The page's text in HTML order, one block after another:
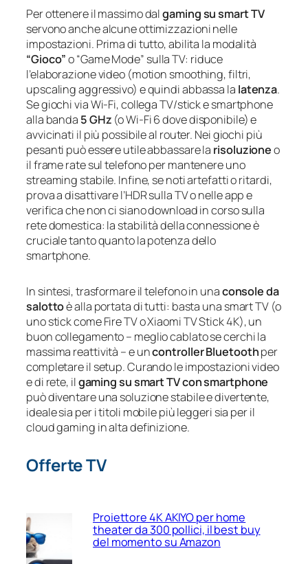
Per ottenere il massimo dalgaming su smart TV
servono anche alcune ottimizzazioni nelle
impostazioni. Prima di tutto, abilita la modalità
“Gioco”o “Game Mode” sulla TV: riduce
l’elaborazione video (motion smoothing, filtri,
upscaling aggressivo) e quindi abbassa la latenza.
Se giochi via Wi‑Fi, collega TV/stick e smartphone
alla banda 5 GHz (o Wi‑Fi 6 dove disponibile) e
avvicinati il più possibile al router. Nei giochi più
pesanti può essere utile abbassare la risoluzioneo
il frame rate sul telefono per mantenere uno
streaming stabile. Infine, se noti artefatti o ritardi,
prova a disattivare l’HDR sulla TV o nelle app e
verifica che non ci siano download in corso sulla
rete domestica: la stabilità della connessione è
cruciale tanto quanto la potenza dello
smartphone.
In sintesi, trasformare il telefono in unaconsole da
salottoè alla portata di tutti: basta una smart TV (o
uno stick come Fire TV o Xiaomi TV Stick 4K), un
buon collegamento – meglio cablato se cerchi la
massima reattività – e uncontroller Bluetoothper
completare il setup. Curando le impostazioni video
e di rete, ilgaming su smart TV con smartphone
può diventare una soluzione stabile e divertente,
ideale sia per i titoli mobile più leggeri sia per il
cloud gaming in alta definizione.
Offerte TV
Proiettore 4K AKIYO per home
theater da 300 pollici, il best buy
del momento su Amazon